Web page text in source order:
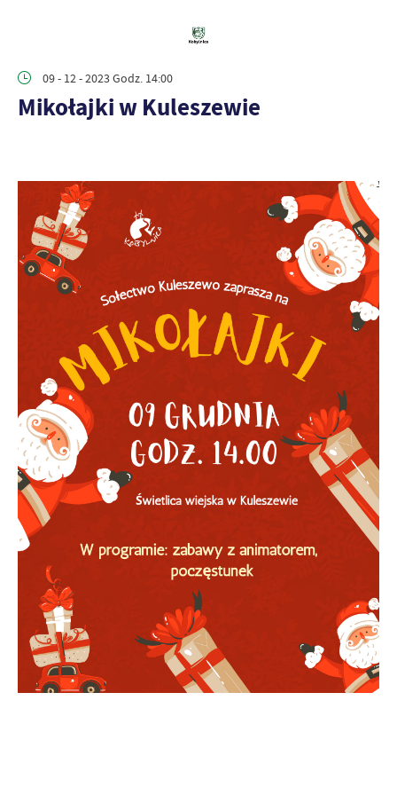
09 - 12 - 2023 Godz. 14:00
Mikołajki w Kuleszewie